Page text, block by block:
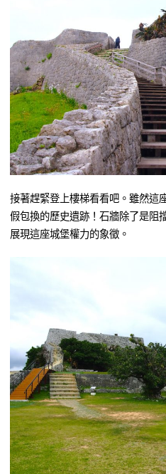
接著趕緊登上樓梯看看吧。雖然這
假包換的歷史遺跡！石牆除了是阻
展現這座城堡權力的象徵。